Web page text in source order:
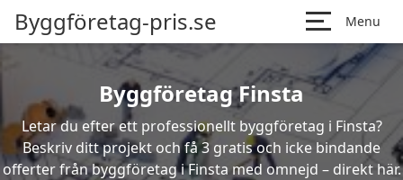
Byggföretag-pris.se Menu
Byggföretag Finsta
Letar du efter ett professionellt byggföretag i Finsta?
Beskriv ditt projekt och få 3 gratis och icke bindande
offerter från byggföretag i Finsta med omnejd – direkt här.